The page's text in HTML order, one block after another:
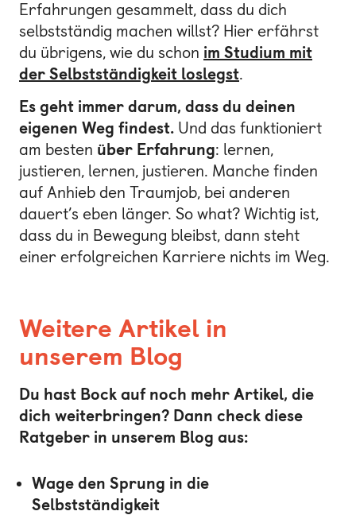
Erfahrungen gesammelt, dass du dich
selbstständig machen willst? Hier erfährst
du übrigens, wie du schon im Studium mit
der Selbstständigkeit loslegst.
Es geht immer darum, dass du deinen
eigenen Weg findest. Und das funktioniert
am besten über Erfahrung: lernen,
justieren, lernen, justieren. Manche finden
auf Anhieb den Traumjob, bei anderen
dauert’s eben länger. So what? Wichtig ist,
dass du in Bewegung bleibst, dann steht
einer erfolgreichen Karriere nichts im Weg.
Weitere Artikel in
unserem Blog
Du hast Bock auf noch mehr Artikel, die
dich weiterbringen? Dann check diese
Ratgeber in unserem Blog aus:
Wage den Sprung in die
Selbstständigkeit